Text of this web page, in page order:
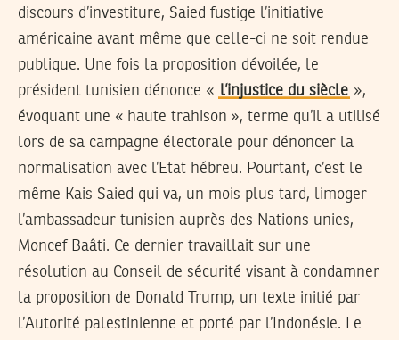
discours d’investiture, Saied fustige l’initiative
américaine avant même que celle-ci ne soit rendue
publique. Une fois la proposition dévoilée, le
président tunisien dénonce « l’injustice du siècle »,
évoquant une « haute trahison », terme qu’il a utilisé
lors de sa campagne électorale pour dénoncer la
normalisation avec l’Etat hébreu. Pourtant, c’est le
même Kais Saied qui va, un mois plus tard, limoger
l’ambassadeur tunisien auprès des Nations unies,
Moncef Baâti. Ce dernier travaillait sur une
résolution au Conseil de sécurité visant à condamner
la proposition de Donald Trump, un texte initié par
l’Autorité palestinienne et porté par l’Indonésie. Le